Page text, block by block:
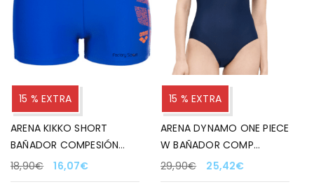
15 % EXTRA
ARENA KIKKO SHORT
BAÑADOR COMPESIÓN
AZUL NEON/NARANJA PARA
NIÑO
18,90€ 16,07€
15 % EXTRA
ARENA DYNAMO ONE PIECE
W BAÑADOR COMP
MARINO 700 PARA MUJER
29,90€ 25,42€